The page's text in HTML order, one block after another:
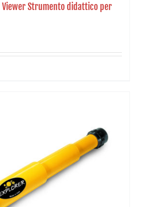
Viewer Strumento didattico per